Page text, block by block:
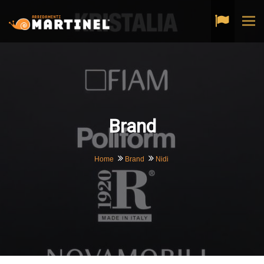
Brand
Home Brand Nidi